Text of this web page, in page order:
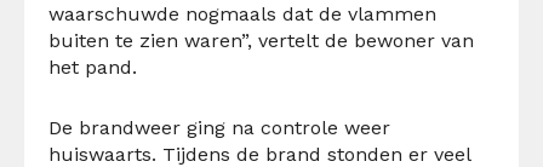
waarschuwde nogmaals dat de vlammen
buiten te zien waren”, vertelt de bewoner van
het pand.
De brandweer ging na controle weer
huiswaarts. Tijdens de brand stonden er veel